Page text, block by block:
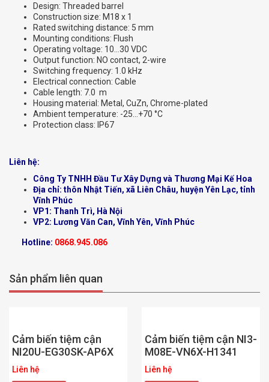
Design: Threaded barrel
Construction size: M18 x 1
Rated switching distance: 5 mm
Mounting conditions: Flush
Operating voltage: 10…30 VDC
Output function: NO contact, 2-wire
Switching frequency: 1.0 kHz
Electrical connection: Cable
Cable length: 7.0 m
Housing material: Metal, CuZn, Chrome-plated
Ambient temperature: -25…+70 °C
Protection class: IP67
Liên hệ:
Công Ty TNHH Đầu Tư Xây Dựng và Thương Mại Kế Hoa
Địa chỉ: thôn Nhật Tiến, xã Liên Châu, huyện Yên Lạc, tỉnh
Vĩnh Phúc
VP1: Thanh Trì, Hà Nội
VP2: Lương Văn Can, Vĩnh Yên, Vĩnh Phúc
Hotline: 0868.945.086
Sản phẩm liên quan
Cảm biến tiệm cận
NI20U-EG30SK-AP6X
Liên hệ
Cảm biến tiệm cận NI3-
M08E-VN6X-H1341
Liên hệ